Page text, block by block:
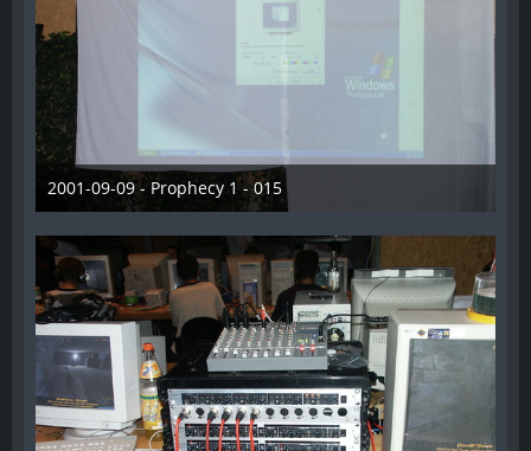
2001-09-09 - Prophecy 1 - 015
28. Dezember 2012